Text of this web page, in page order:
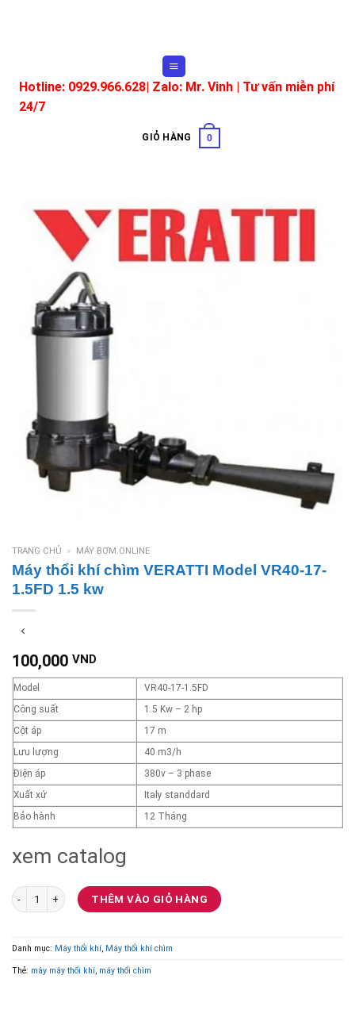
Hotline: 0929.966.628| Zalo: Mr. Vinh | Tư vấn miễn phí
24/7
GIỎ HÀNG 0
TRANG CHỦ » MÁY BƠM.ONLINE
Máy thổi khí chìm VERATTI Model VR40-17-
1.5FD 1.5 kw
100,000 VND
Model
VR40-17-1.5FD
Công suất
1.5 Kw – 2 hp
Cột áp
17 m
Lưu lượng
40 m3/h
Điện áp
380v – 3 phase
Xuất xứ
Italy standdard
Bảo hành
12 Tháng
xem catalog
Máy thổi khí chìm VERATTI Model VR40-17-1.5FD 1.5 kw số lượng
THÊM VÀO GIỎ HÀNG
Danh mục: Máy thổi khí, Máy thổi khí chìm
Thẻ: máy máy thổi khí, máy thổi chìm